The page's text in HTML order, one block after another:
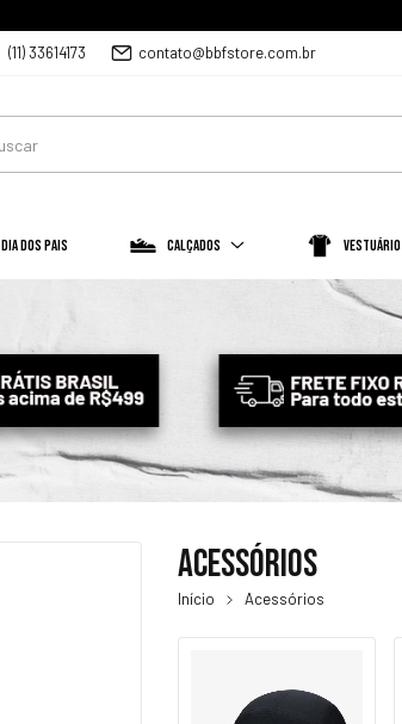
(11) 33614173 contato@bbfstore.com.br
Dia dos Pais Calçados Vestuário
Acessórios
Início Acessórios